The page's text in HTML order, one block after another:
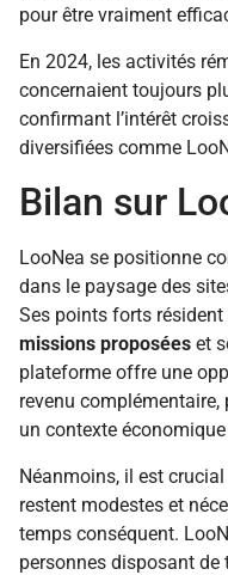
pour être vraiment
En 2024, les activités
concernaient toujours
confirmant l’intérêt
diversifiées comme
Bilan sur
LooNea se positionne
dans le paysage des
Ses points forts résident
missions proposées et
plateforme offre une
revenu
un contexte
Néanmoins, il est
restent modestes et
temps conséquent.
personnes disposant de